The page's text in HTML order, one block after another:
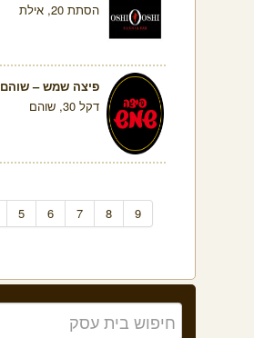
הסתת 20, אילת
פיצה שמש – שוהם
דקל 30, שוהם
5 6 7 8 9